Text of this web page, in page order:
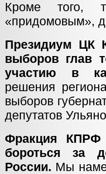
Кроме того,
«придомовым»,
Президиум ЦК
выборов глав
участию в
решения
выборов
депутатов
Фракция КПРФ
бороться за
России. Мы